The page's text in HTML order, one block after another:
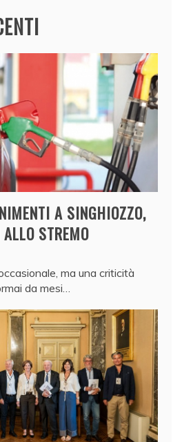
A SINGHIOZZO,
STREMO
ma una criticità
da mesi…